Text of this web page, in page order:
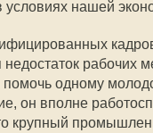
условиях нашей
рабочих
одному
он вполне
крупный